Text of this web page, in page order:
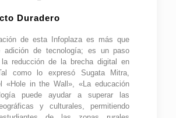
Duradero
de esta Infoplaza es más que
adición de tecnología; es un paso
reducción de la brecha digital en
como lo expresó Sugata Mitra,
«Hole in the Wall», «La educación
puede ayudar a superar las
y culturales, permitiendo